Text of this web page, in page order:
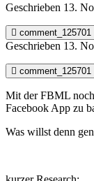
Geschrieben 13.
comment_125701
Geschrieben 13.
comment_125701
Mit der FBML
Facebook App zu
Was willst denn